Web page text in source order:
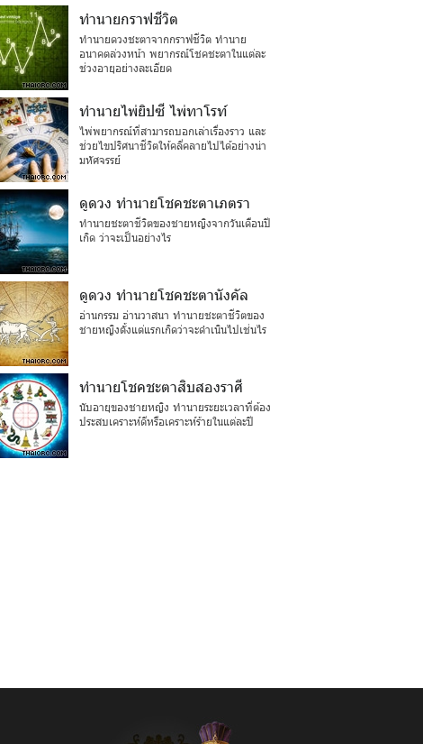
ทำนายกราฟชีวิต
ทำนายดวงชะตาจากกราฟชีวิต ทำนาย
อนาคตล่วงหน้า พยากรณ์โชคชะตาในแต่ละ
ช่วงอายุอย่างละเอียด
ทำนายไพ่ยิปซี ไพ่ทาโรท์
ไพ่พยากรณ์ที่สามารถบอกเล่าเรื่องราว และ
ช่วยไขปริศนาชีวิตให้คลี่คลายไปได้อย่างน่า
มหัศจรรย์
ดูดวง ทำนายโชคชะตาเภตรา
ทำนายชะตาชีวิตของชายหญิงจากวันเดือนปี
เกิด ว่าจะเป็นอย่างไร
ดูดวง ทำนายโชคชะตานังคัล
อ่านกรรม อ่านวาสนา ทำนายชะตาชีวิตของ
ชายหญิงตั้งแต่แรกเกิดว่าจะดำเนินไปเช่นไร
ทำนายโชคชะตาสิบสองราศี
นับอายุของชายหญิง ทำนายระยะเวลาที่ต้อง
ประสบเคราะห์ดีหรือเคราะห์ร้ายในแต่ละปี